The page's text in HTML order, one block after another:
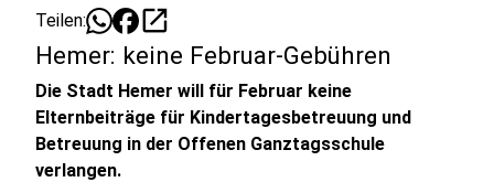
Teilen: open_in_new
Hemer: keine Februar-Gebühren
Die Stadt Hemer will für Februar keine
Elternbeiträge für Kindertagesbetreuung und
Betreuung in der Offenen Ganztagsschule
verlangen.